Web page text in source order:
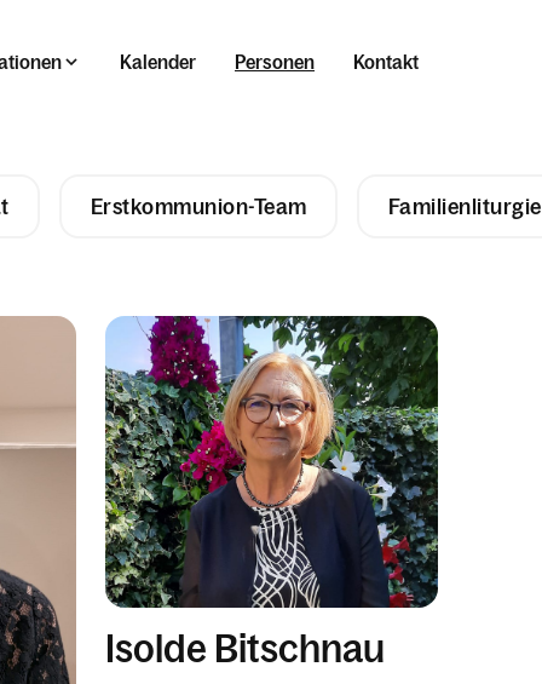
Kalender Personen Kontakt
Erstkommunion-Team Familienliturgie
Isolde Bitschnau